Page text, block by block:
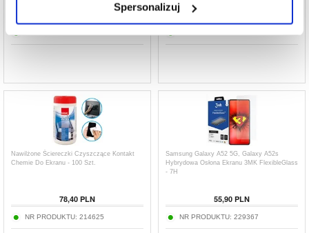
Spersonalizuj
Nawilżone Ściereczki Czyszczące Kontakt
Chemie Do Ekranu - 100 Szt.
78,40 PLN
NR PRODUKTU: 214625
Samsung Galaxy A52 5G, Galaxy A52s
Hybrydowa Osłona Ekranu 3MK FlexibleGlass
- 7H
55,90 PLN
NR PRODUKTU: 229367